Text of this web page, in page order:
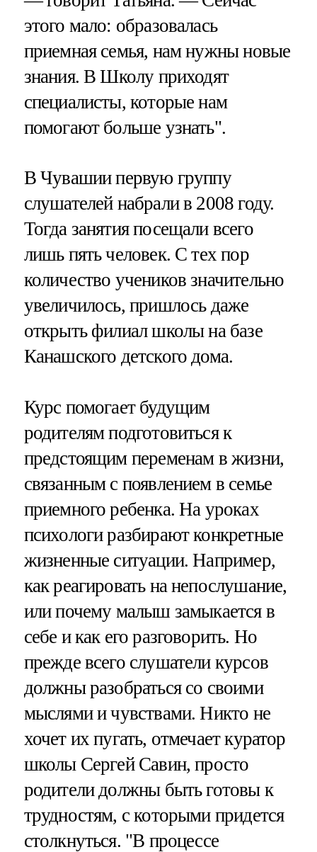
этого мало: образовалась
приемная семья, нам нужны новые
знания. В Школу приходят
специалисты, которые нам
помогают больше узнать".
В Чувашии первую группу
слушателей набрали в 2008 году.
Тогда занятия посещали всего
лишь пять человек. С тех пор
количество учеников значительно
увеличилось, пришлось даже
открыть филиал школы на базе
Канашского детского дома.
Курс помогает будущим
родителям подготовиться к
предстоящим переменам в жизни,
связанным с появлением в семье
приемного ребенка. На уроках
психологи разбирают конкретные
жизненные ситуации. Например,
как реагировать на непослушание,
или почему малыш замыкается в
себе и как его разговорить. Но
прежде всего слушатели курсов
должны разобраться со своими
мыслями и чувствами. Никто не
хочет их пугать, отмечает куратор
школы Сергей Савин, просто
родители должны быть готовы к
трудностям, с которыми придется
столкнуться. "В процессе